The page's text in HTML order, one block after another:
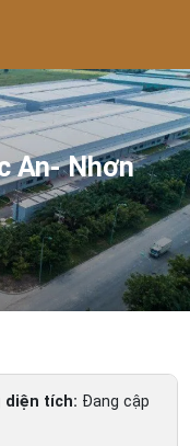
An- Nhơn
diện tích: Đang cập